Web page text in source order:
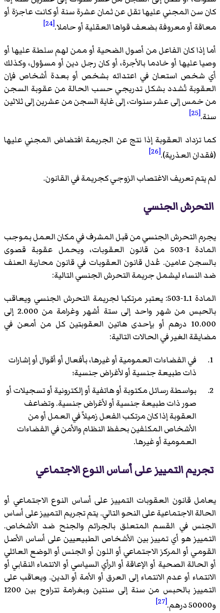
كان سن المجني عليها تقل عن ثمان عشرة سنة أو كانت عاجزة أو
معاقة أو معروفة بضعف قواها العقلية أو حاملا.[24]
أما إذا كان الفاعل من أصول الضحية أو ممن لهم سلطة عليها أو
وصيا عليها أو خادما بالأجرة، أو كان رجل دين أو مسؤول، وكذلك
أي شخص استعان في اعتدائه بشخص أو بعدة أشخاص فإن
العقوبة تُشدد بشكل تدريجي حسب الحالة من عقوبة السجن
من خمس إلى عشر سنوات، إلى غاية السجن من عشرين إلى ثلاثين
سنة.[25]
كما تزداد العقوبة إذا نتج عن الجريمة افتضاض المجني عليها
(فقدان العذرية).[26]
لم يتم تعريف الاغتصاب الزوجي كجريمة في القانون.
التحرش الجنسي
يجرم التحرش الجنسي من قبل المشرف في مكان العمل بموجب
المادة 1-503 من قانون العقوبات، ويحمل عقوبة قصوى
بالسجن عامين. عُدل قانون العقوبات في قانون محاربة العنف
ضد النساء ليشمل جريمة التحرش الجنسي التالية:
المادة 1ـ1-503: يعتبر مرتكبا لجريمة التحرش الجنسي ويعاقب
بالحبس من شهر واحد إلى ستة أشهر وغرامة من 2.000 إلى
10.000 درهم أو بإحدى هاتين العقوبتين كل من أمعن في
مضايقة الغير في الحالات التالية:
في الفضاءات العمومية أو غيرها، بأفعال أو أقوال أو إشارات
ذات طبيعة جنسية أو لأغراض جنسية؛
بواسطة رسائل مكتوبة أو هاتفية أو إلكترونية أو تسجيلات أو
صور ذات طبيعة جنسية أو لأغراض جنسية. وتضاعف
العقوبة إذا كان مرتكب الفعل زميلاً في العمل أو من
الأشخاص المكلفين بحفظ النظام والأمن في الفضاءات
العمومية أو غيرها.
تجريم التمييز على أساس النوع الاجتماعي
يعامل قانون العقوبات التمييز على أساس النوع الاجتماعي أو
الحالة الاجتماعية على النحو التالي. يتم تجريم التمييز على أساس
الجنس في القسم المتعلق بالجرائم والجنح ضد الأشخاص.
التمييز هو أي تمييز بين الأشخاص الطبيعيين على أساس الأصل
القومي أو المركز الاجتماعي أو اللون أو الجنس أو الوضع العائلي
أو الحالة الصحية أو الإعاقة أو الرأي السياسي أو الانتماء النقابي أو
الانتماء أو عدم الانتماء إلى العرق أو الأمة أو الدين. ويعاقب على
التمييز بالحبس من سنة إلى سنتين وبغرامة تتراوح بين 1200
و50000 درهم.
[27]